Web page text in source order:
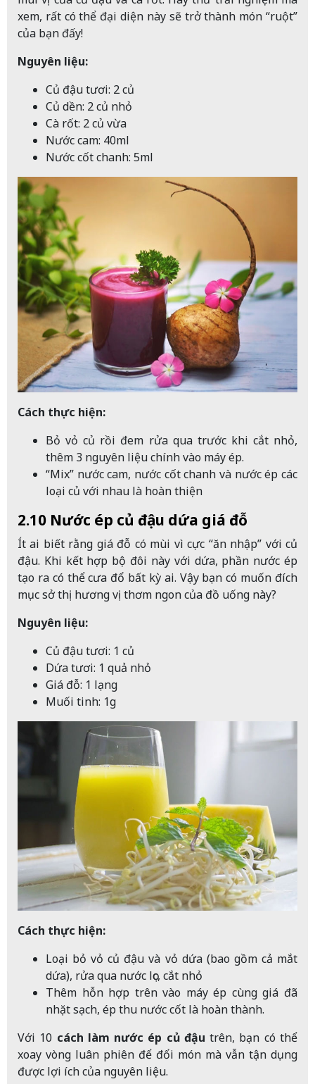
xem, rất có thể đại diện này sẽ trở thành món “ruột”
của bạn đấy!
Nguyên liệu:
Củ đậu tươi: 2 củ
Củ dền: 2 củ nhỏ
Cà rốt: 2 củ vừa
Nước cam: 40ml
Nước cốt chanh: 5ml
Cách thực hiện:
Bỏ vỏ củ rồi đem rửa qua trước khi cắt nhỏ,
thêm 3 nguyên liệu chính vào máy ép.
“Mix” nước cam, nước cốt chanh và nước ép các
loại củ với nhau là hoàn thiện
2.10 Nước ép củ đậu dứa giá đỗ
Ít ai biết rằng giá đỗ có mùi vì cực “ăn nhập” với củ
đậu. Khi kết hợp bộ đôi này với dứa, phần nước ép
tạo ra có thể cưa đổ bất kỳ ai. Vậy bạn có muốn đích
mục sở thị hương vị thơm ngon của đồ uống này?
Nguyên liệu:
Củ đậu tươi: 1 củ
Dứa tươi: 1 quả nhỏ
Giá đỗ: 1 lạng
Muối tinh: 1g
Cách thực hiện:
Loại bỏ vỏ củ đậu và vỏ dứa (bao gồm cả mắt
dứa), rửa qua nước lọc, cắt nhỏ
Thêm hỗn hợp trên vào máy ép cùng giá đã
nhặt sạch, ép thu nước cốt là hoàn thành.
Với 10 cách làm nước ép củ đậu trên, bạn có thể
xoay vòng luân phiên để đổi món mà vẫn tận dụng
được lợi ích của nguyên liệu.